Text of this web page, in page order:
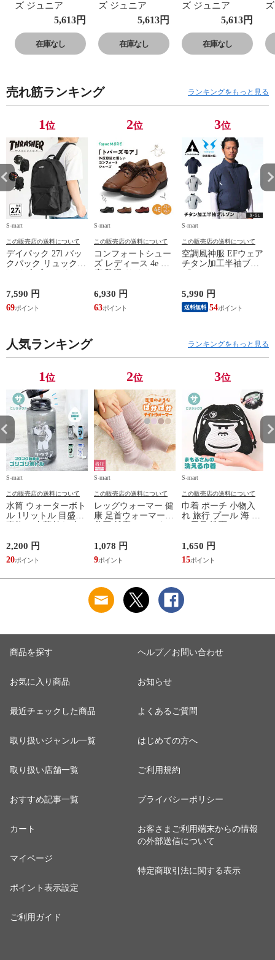
ズ ジュニア
GE650 運動靴 子
供靴 フレッシュ
フォーム ローカ
ット Fresh Foam
5,613円
在庫なし
ズ ジュニア
GE650 運動靴 子
供靴 フレッシュ
フォーム ローカ
ット Fresh Foam
5,613円
在庫なし
ズ ジュニア
GE650 運動靴 子
供靴 フレッシュ
フォーム ローカ
ット Fresh Foam
5,613円
在庫なし
売れ筋ランキング ランキングをもっと見る
1位
S-mart
この販売店の送料について
デイパック 27l バッ
クパック リュック
サイズ ブランド ロ
鞄 機内持ち込み 夏
スラッシャー
THRASHER r1929
7,590 円
69
2位
S-mart
この販売店の送料について
コンフォートシュー
ズ レディース 4e 幅
広 防滑 サイドファ
シューズ 黒 トパー
ズ モア 靴 カジュア
ルシューズ 外反母趾
TOPAZ 1410
6,930 円
63
3位
S-mart
この販売店の送料について
空調風神服 EFウェア
チタン加工半袖ブル
ゾン ベスト ファン
ジャケット 遮熱 作
業服 作業着 上着 ア
タックベース KF100
5,990 円
送料無料 54
人気ランキング ランキングをもっと見る
1位
S-mart
この販売店の送料について
水筒 ウォーターボト
ル 1リットル 目盛り
直飲み 中蓋付き 大
マイボトル 動物 ア
ニマル ゴリラ ごリ
ラックス ゴリゴリボ
2,200 円
20
2位
S-mart
この販売店の送料について
レッグウォーマー 健
康 足首ウォーマー
着圧 就寝 おしゃれ
ふんわり 足湯のよう
なぽかぽかナイトウ
ォーマー inf-26
1,078 円
9
3位
S-mart
この販売店の送料について
巾着 ポーチ 小物入
れ 旅行 プール 海 バ
ス用品 洗面セット
サウナ ごリラックス
まもるさんの洗える
巾着 ブラック 黒
1,650 円
15
商品を探す
お気に入り商品
最近チェックした商品
取り扱いジャンル一覧
取り扱い店舗一覧
おすすめ記事一覧
カート
マイページ
ポイント表示設定
ご利用ガイド
ヘルプ／お問い合わせ
お知らせ
よくあるご質問
はじめての方へ
ご利用規約
プライバシーポリシー
お客さまご利用端末からの情報
の外部送信について
特定商取引法に関する表示